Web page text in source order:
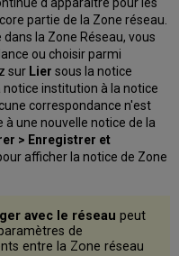
partie de la Zone réseau.
la Zone Réseau, vous
ou choisir parmi
sur Lier sous la notice
institution à la notice
correspondance n'est
une nouvelle notice de la
> Enregistrer et
afficher la notice de Zone
avec le réseau peut
de
entre la Zone réseau